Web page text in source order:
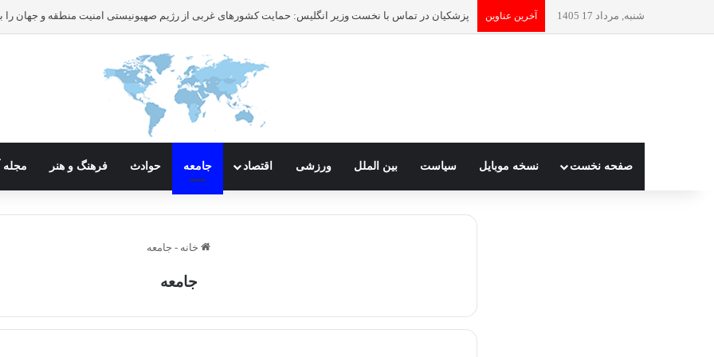
شنبه, مرداد 17 1405 آخرین عناوین
صفحه نخست نسخه موبایل سیاست بین الملل ورزشی اقتصاد جامعه حوادث فرهنگ و هنر مجله
خانه - جامعه
جامعه